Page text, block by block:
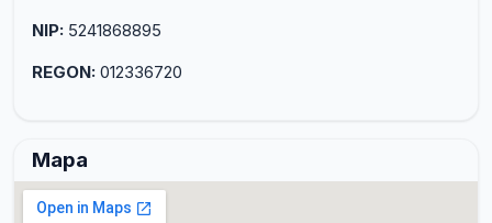
NIP: 5241868895
REGON: 012336720
Mapa